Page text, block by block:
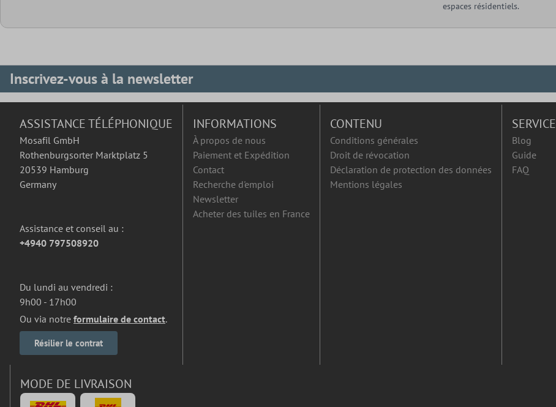
espaces résidentiels.
Inscrivez-vous à la newsletter
ASSISTANCE TÉLÉPHONIQUE
Mosafil GmbH
Rothenburgsorter Marktplatz 5
20539 Hamburg
Germany
Assistance et conseil au :
+4940 797508920
Du lundi au vendredi :
9h00 - 17h00
Ou via notre formulaire de contact.
Résilier le contrat
INFORMATIONS
À propos de nous
Paiement et Expédition
Contact
Recherche d'emploi
Newsletter
Acheter des tuiles en France
CONTENU
Conditions générales
Droit de révocation
Déclaration de protection des données
Mentions légales
SERVICE
Blog
Guide
FAQ
MODE DE LIVRAISON